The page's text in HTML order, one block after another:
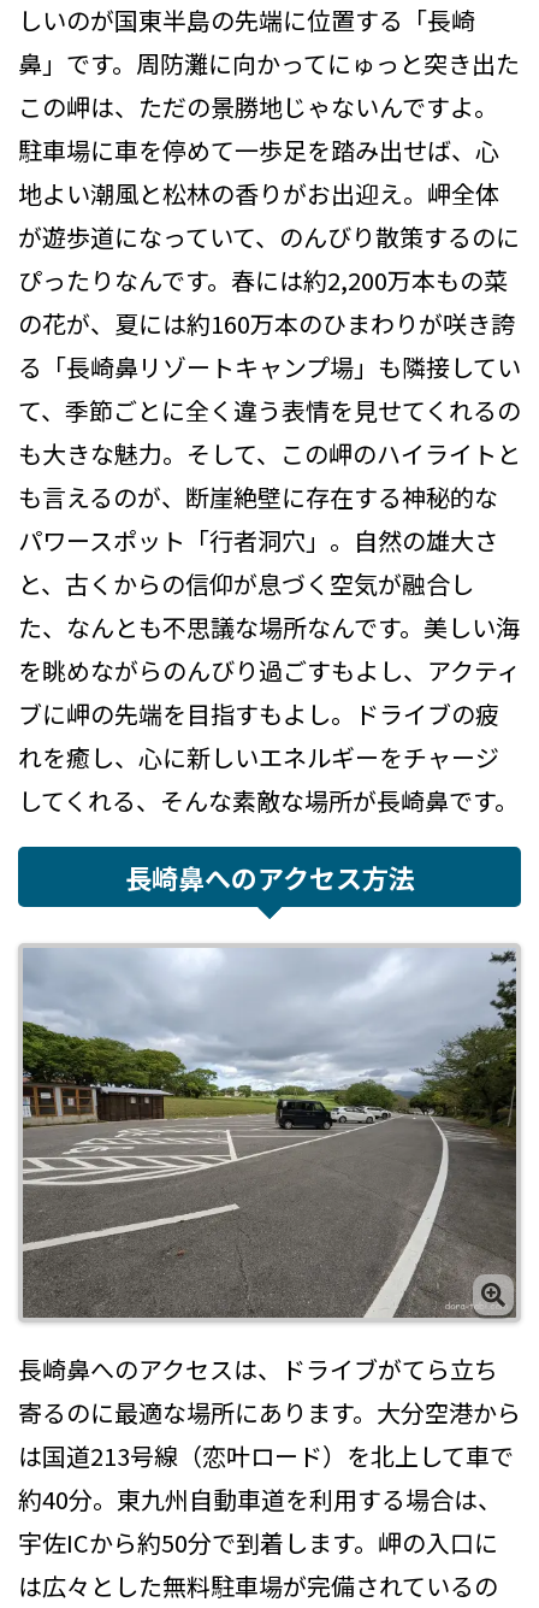
しいのが国東半島の先端に位置する「長崎
鼻」です。周防灘に向かってにゅっと突き出た
この岬は、ただの景勝地じゃないんですよ。
駐車場に車を停めて一歩足を踏み出せば、心
地よい潮風と松林の香りがお出迎え。岬全体
が遊歩道になっていて、のんびり散策するのに
ぴったりなんです。春には約2,200万本もの菜
の花が、夏には約160万本のひまわりが咲き誇
る「長崎鼻リゾートキャンプ場」も隣接してい
て、季節ごとに全く違う表情を見せてくれるの
も大きな魅力。そして、この岬のハイライトと
も言えるのが、断崖絶壁に存在する神秘的な
パワースポット「行者洞穴」。自然の雄大さ
と、古くからの信仰が息づく空気が融合し
た、なんとも不思議な場所なんです。美しい海
を眺めながらのんびり過ごすもよし、アクティ
ブに岬の先端を目指すもよし。ドライブの疲
れを癒し、心に新しいエネルギーをチャージ
してくれる、そんな素敵な場所が長崎鼻です。
長崎鼻へのアクセス方法
長崎鼻へのアクセスは、ドライブがてら立ち
寄るのに最適な場所にあります。大分空港から
は国道213号線（恋叶ロード）を北上して車で
約40分。東九州自動車道を利用する場合は、
宇佐ICから約50分で到着します。岬の入口に
は広々とした無料駐車場が完備されているの